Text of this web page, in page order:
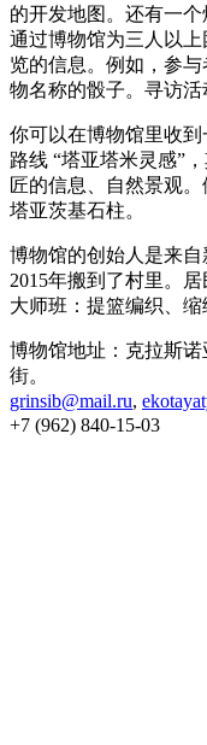
的开发地图。还有一
通过博物馆为三人以
览的信息。例如，参
物名称的骰子。寻访活
你可以在博物馆里收
路线 “塔亚塔米灵感”
匠的信息、自然景观
塔亚茨基石柱。
博物馆的创始人是来
2015年搬到了村里。
大师班：提篮编织、缩
博物馆地址：克拉斯
街。
grinsib@mail.ru,
+7 (962) 840-15-03